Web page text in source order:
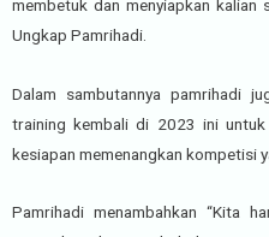
membetuk dan menyiapkan kalian
Ungkap Pamrihadi.
Dalam sambutannya pamrihadi
training kembali di 2023 ini untuk
kesiapan memenangkan kompetisi
Pamrihadi menambahkan “Kita